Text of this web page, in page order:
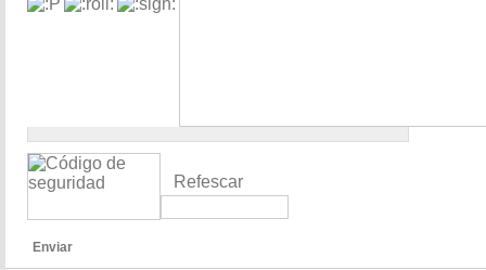
Refescar
Enviar